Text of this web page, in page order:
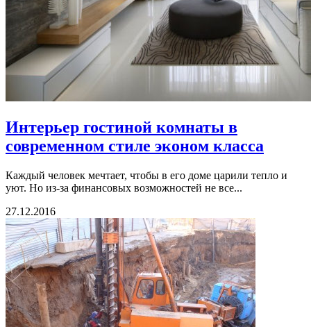
Интерьер гостиной комнаты в
современном стиле эконом класса
Каждый человек мечтает, чтобы в его доме царили тепло и
уют. Но из-за финансовых возможностей не все...
27.12.2016